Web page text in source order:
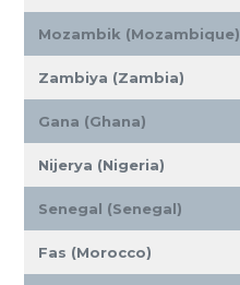
Mozambik (Mozambique)
Zambiya (Zambia)
Gana (Ghana)
Nijerya (Nigeria)
Senegal (Senegal)
Fas (Morocco)